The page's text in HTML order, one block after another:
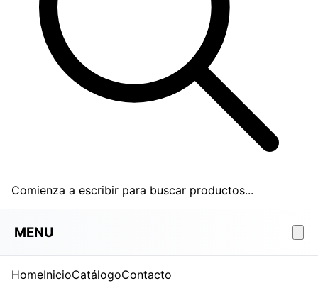
Comienza a escribir para buscar productos...
MENU
HomeInicioCatálogoContacto